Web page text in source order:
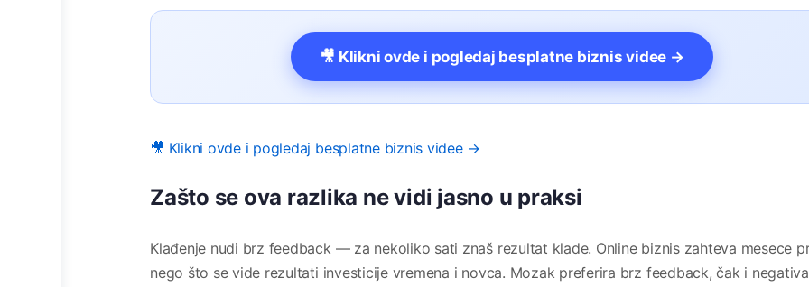
🎥 Klikni ovde i pogledaj besplatne biznis videe →
🎥 Klikni ovde i pogledaj besplatne biznis videe →
Zašto se ova razlika ne vidi jasno u praksi
Klađenje nudi brz feedback — za nekoliko sati znaš rezultat klade. Online biznis zahteva mesece
nego što se vide rezultati investicije vremena i novca. Mozak preferira brz feedback, čak i